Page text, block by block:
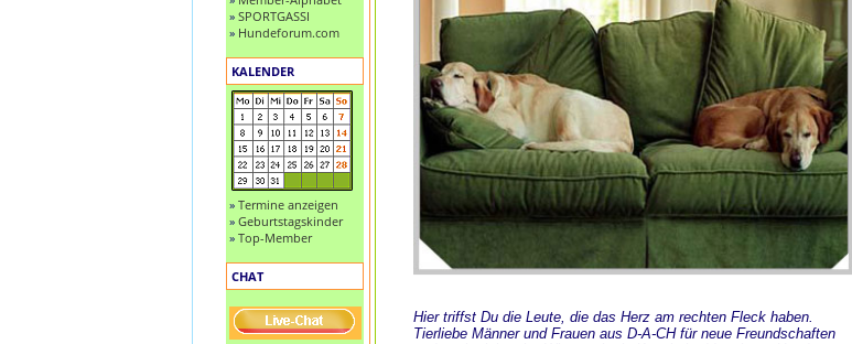
» SPORTGASSI
» Hundeforum.com
KALENDER
» Termine anzeigen
» Geburtstagskinder
» Top-Member
CHAT
Hier triffst Du die Leute, die das Herz am rechten Fleck haben.
Tierliebe Männer und Frauen aus D-A-CH für neue Freundschaften